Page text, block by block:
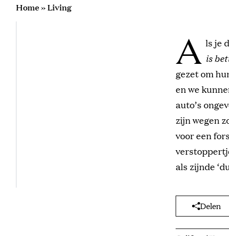
Home»Living
A ls je
is
gezet om
en we
auto’s
zijn wegen
voor een
als zijnde
Delen